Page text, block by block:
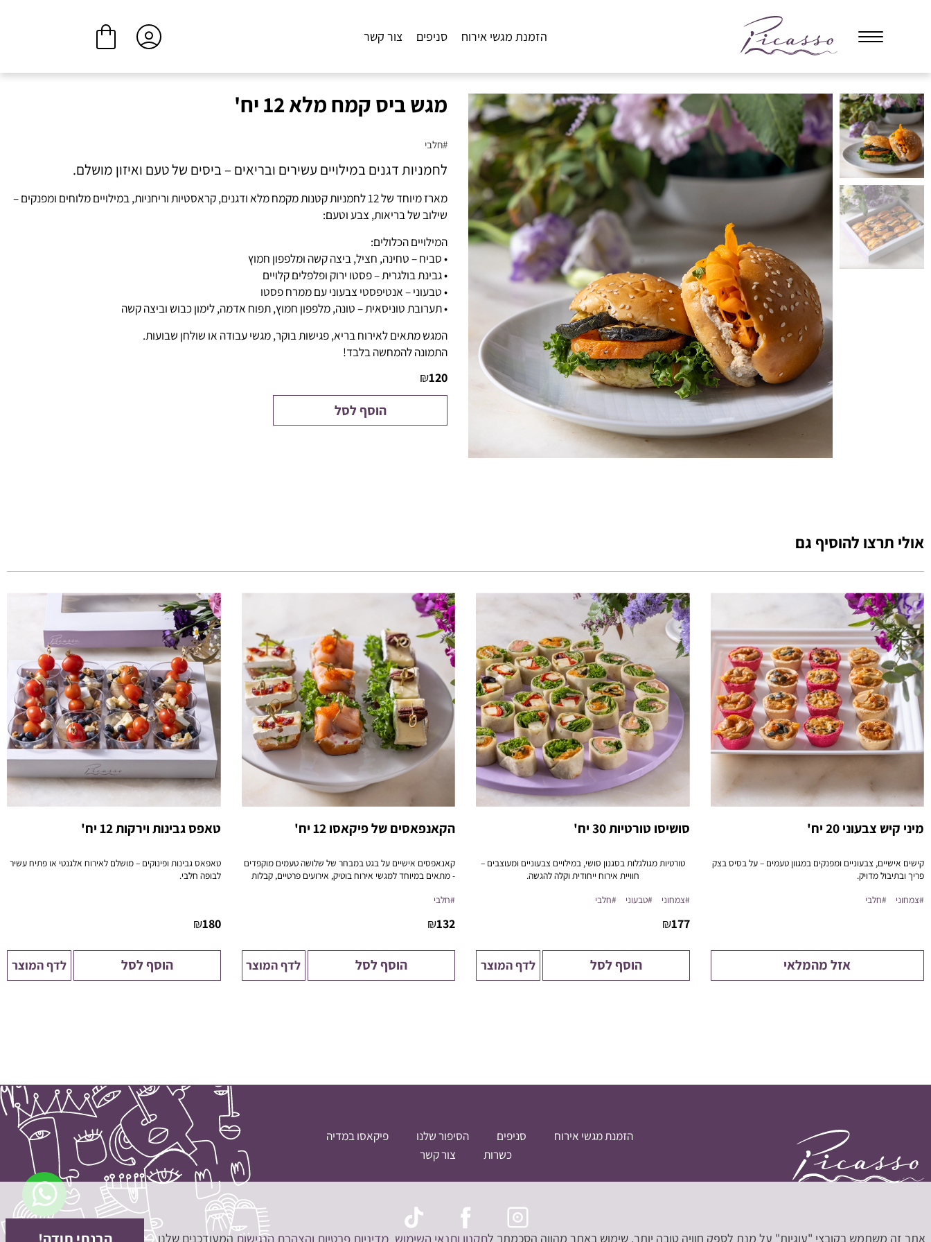
הזמנת מגשי אירוח סניפים צור קשר
סיכום ביניים: 0
₪
חלק מההנחות יחושבו במסך התשלום
ביצוע הזמנה
הצעת מחיר
המשך בקנייה
מגש ביס קמח מלא 12 יח'
#חלבי
לחמניות דגנים במילויים עשירים ובריאים – ביסים של טעם ואיזון מושלם.
מארז מיוחד של 12 לחמניות קטנות מקמח מלא ודגנים, קראסטיות וריחניות, במילויים מלוחים ומפנקים –
שילוב של בריאות, צבע וטעם:
המילויים הכלולים:
• סביח – טחינה, חציל, ביצה קשה ומלפפון חמוץ
• גבינת בולגרית – פסטו ירוק ופלפלים קלויים
• טבעוני – אנטיפסטי צבעוני עם ממרח פסטו
• תערובת טוניסאית – טונה, מלפפון חמוץ, תפוח אדמה, לימון כבוש וביצה קשה
המגש מתאים לאירוח בריא, פגישות בוקר, מגשי עבודה או שולחן שבועות.
התמונה להמחשה בלבד!
120
₪
הוסף לסל
אולי תרצו להוסיף גם
מיני קיש צבעוני 20 יח'
קישים אישיים, צבעוניים ומפנקים במגוון טעמים – על בסיס בצק
פריך ובתיבול מדויק.
#צמחוני
#חלבי
אזל מהמלאי
סושיסו טורטיות 30 יח'
טורטיות מגולגלות בסגנון סושי, במילויים צבעוניים ומעוצבים –
חוויית אירוח ייחודית וקלה להגשה.
#צמחוני
#טבעוני #חלבי
177
₪
הוסף לסל לדף המוצר
הקאנפאסים של פיקאסו 12 יח'
קאנאפסים אישיים על בגט במבחר של שלושה טעמים מוקפדים
- מתאים במיוחד למגשי אירוח בוטיק, אירועים פרטיים, קבלות
#חלבי
132
₪
הוסף לסל לדף המוצר
טאפס גבינות וירקות 12 יח'
טאפאס גבינות ופינוקים – מושלם לאירוח אלגנטי או פתיח עשיר
לבופה חלבי.
180
₪
הוסף לסל לדף המוצר
הזמנת מגשי אירוח סניפים הסיפור שלנו
פיקאסו במדיה
כשרות
צור קשר
אתר זה משתמש בקובצי "עוגיות" על מנת לספק חוויה טובה יותר. שימוש באתר מהווה הסכמתך לתקנון ותנאי השימוש ,מדיניות פרטיות והצהרת הנגישות המעודכנים שלנו